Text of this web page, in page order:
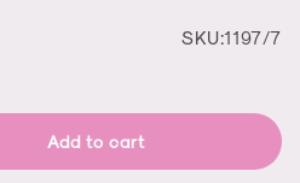
SKU:1197/7
Add to cart